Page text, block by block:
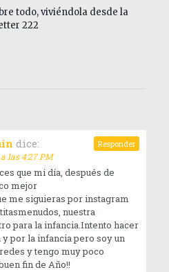
todo, viviéndola desde la
222
dice:
las 4:27 PM
que mi día, después de
mejor
me siguieras por instagram
nuestra
para la infancia.Intento hacer
por la infancia pero soy un
y tengo muy poco
fin de Año!!
Responder